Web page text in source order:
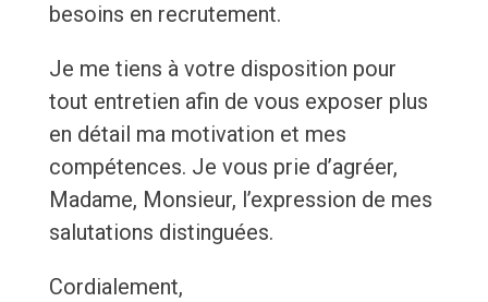
besoins en recrutement.
Je me tiens à votre disposition pour
tout entretien afin de vous exposer plus
en détail ma motivation et mes
compétences. Je vous prie d’agréer,
Madame, Monsieur, l’expression de mes
salutations distinguées.
Cordialement,